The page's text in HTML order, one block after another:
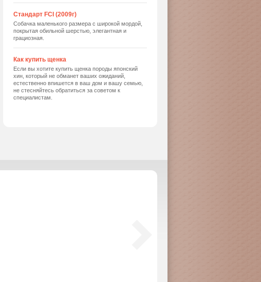
Стандарт FCI (2009г)
Собачка маленького размера с широкой мордой,
покрытая обильной шерстью, элегантная и
грациозная.
Как купить щенка
Если вы хотите купить щенка породы японский
хин, который не обманет ваших ожиданий,
естественно впишется в ваш дом и вашу семью,
не стесняйтесь обратиться за советом к
специалистам.